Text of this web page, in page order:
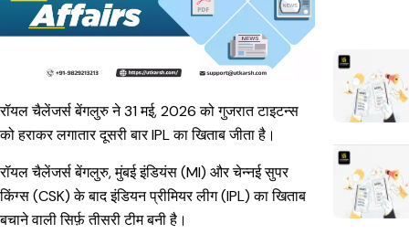
रॉयल चैलेंजर्स बेंगलुरु ने 31 मई, 2026 को गुजरात टाइटन्स
को हराकर लगातार दूसरी बार IPL का खिताब जीता है।
रॉयल चैलेंजर्स बेंगलुरु, मुंबई इंडियंस (MI) और चेन्नई सुपर
किंग्स (CSK) के बाद इंडियन प्रीमियर लीग (IPL) का खिताब
बचाने वाली सिर्फ़ तीसरी टीम बनी है।